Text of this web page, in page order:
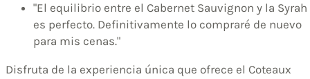
"El equilibrio entre el Cabernet Sauvignon y la Syrah
es perfecto. Definitivamente lo compraré de nuevo
para mis cenas."
Disfruta de la experiencia única que ofrece el Coteaux